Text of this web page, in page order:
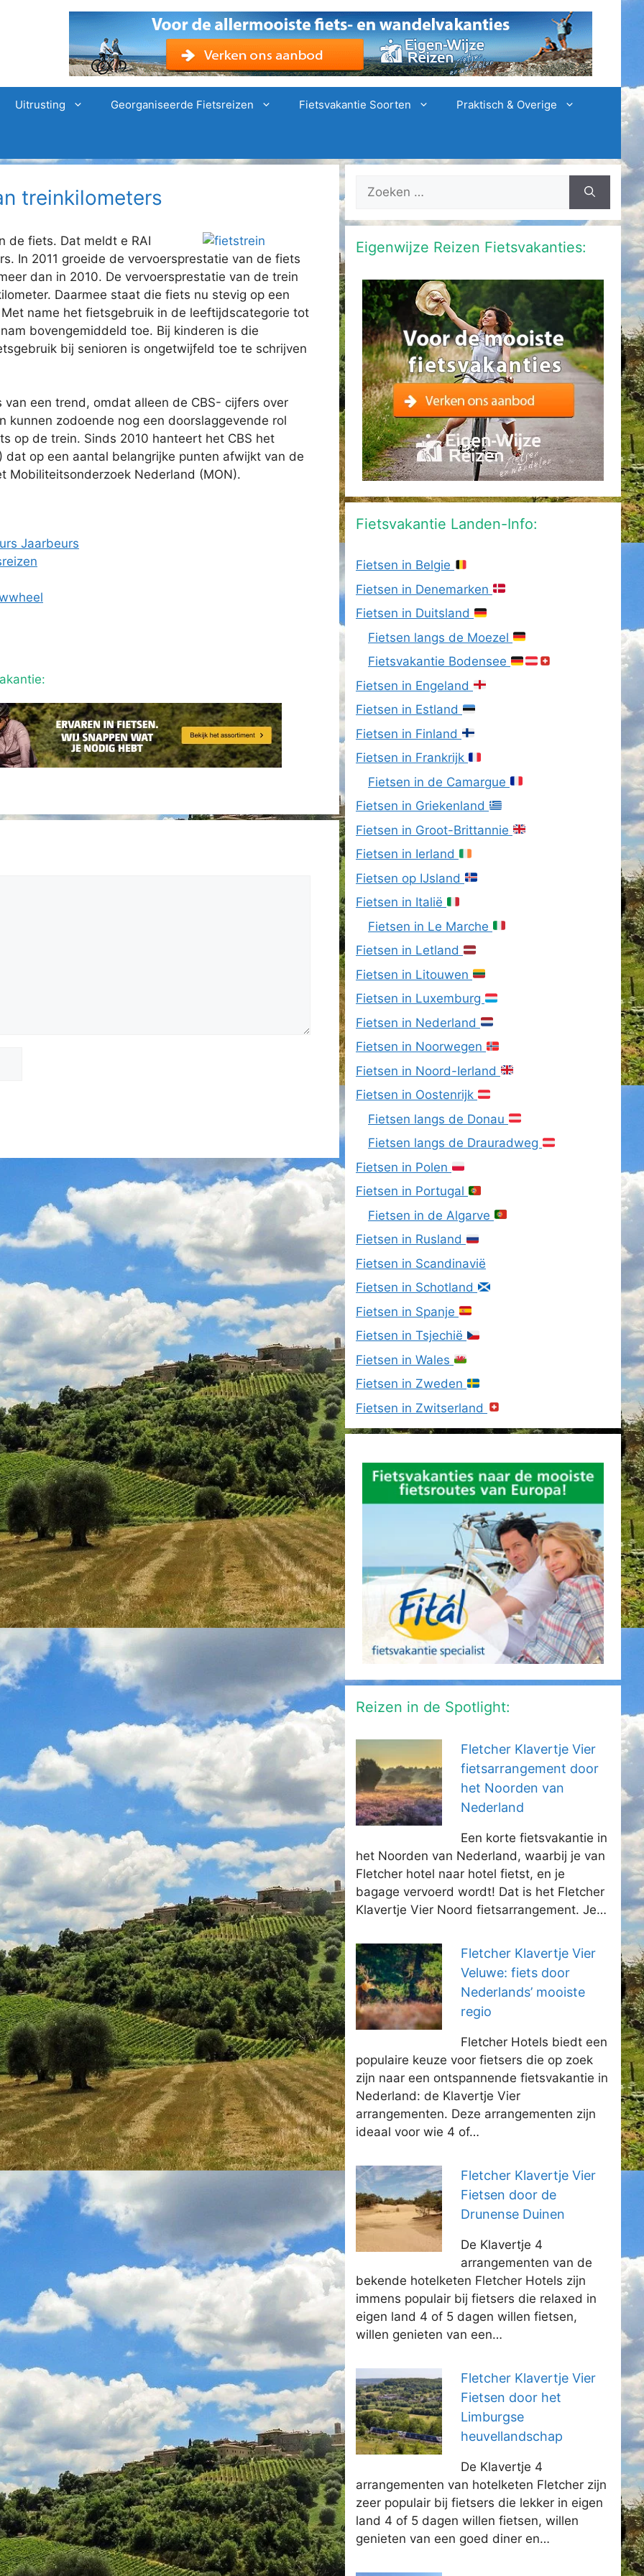
Uitrusting Georganiseerde Fietsreizen Fietsvakantie Soorten Praktisch & Overige
treinkilometers
de fiets. Dat meldt e RAI
In 2011 groeide de vervoersprestatie van de fiets
dan in 2010. De vervoersprestatie van de trein
Daarmee staat die fiets nu stevig op een
name het fietsgebruik in de leeftijdscategorie tot
bovengemiddeld toe. Bij kinderen is die
bij senioren is ongetwijfeld toe te schrijven
een trend, omdat alleen de CBS- cijfers over
kunnen zodoende nog een doorslaggevende rol
op de trein. Sinds 2010 hanteert het CBS het
dat op een aantal belangrijke punten afwijkt van de
Mobiliteitsonderzoek Nederland (MON).
Jaarbeurs
Zoek
Eigenwijze Reizen Fietsvakanties:
Fietsvakantie Landen-Info:
Fietsen in Belgie
Fietsen in Denemarken
Fietsen in Duitsland
Fietsen langs de Moezel
Fietsvakantie Bodensee
Fietsen in Engeland
Fietsen in Estland
Fietsen in Finland
Fietsen in Frankrijk
Fietsen in de Camargue
Fietsen in Griekenland
Fietsen in Groot-Brittannie
Fietsen in Ierland
Fietsen op IJsland
Fietsen in Italië
Fietsen in Le Marche
Fietsen in Letland
Fietsen in Litouwen
Fietsen in Luxemburg
Fietsen in Nederland
Fietsen in Noorwegen
Fietsen in Noord-Ierland
Fietsen in Oostenrijk
Fietsen langs de Donau
Fietsen langs de Drauradweg
Fietsen in Polen
Fietsen in Portugal
Fietsen in de Algarve
Fietsen in Rusland
Fietsen in Scandinavië
Fietsen in Schotland
Fietsen in Spanje
Fietsen in Tsjechië
Fietsen in Wales
Fietsen in Zweden
Fietsen in Zwitserland
Reizen in de Spotlight:
Fletcher Klavertje Vier
fietsarrangement door
het Noorden van
Nederland
Een korte fietsvakantie in
het Noorden van Nederland, waarbij je van
Fletcher hotel naar hotel fietst, en je
bagage vervoerd wordt! Dat is het Fletcher
Klavertje Vier Noord fietsarrangement. Je…
Fletcher Klavertje Vier
Veluwe: fiets door
Nederlands’ mooiste
regio
Fletcher Hotels biedt een
populaire keuze voor fietsers die op zoek
zijn naar een ontspannende fietsvakantie in
Nederland: de Klavertje Vier
arrangementen. Deze arrangementen zijn
ideaal voor wie 4 of…
Fletcher Klavertje Vier
Fietsen door de
Drunense Duinen
De Klavertje 4
arrangementen van de
bekende hotelketen Fletcher Hotels zijn
immens populair bij fietsers die relaxed in
eigen land 4 of 5 dagen willen fietsen,
willen genieten van een…
Fletcher Klavertje Vier
Fietsen door het
Limburgse
heuvellandschap
De Klavertje 4
arrangementen van hotelketen Fletcher zijn
zeer populair bij fietsers die lekker in eigen
land 4 of 5 dagen willen fietsen, willen
genieten van een goed diner en…